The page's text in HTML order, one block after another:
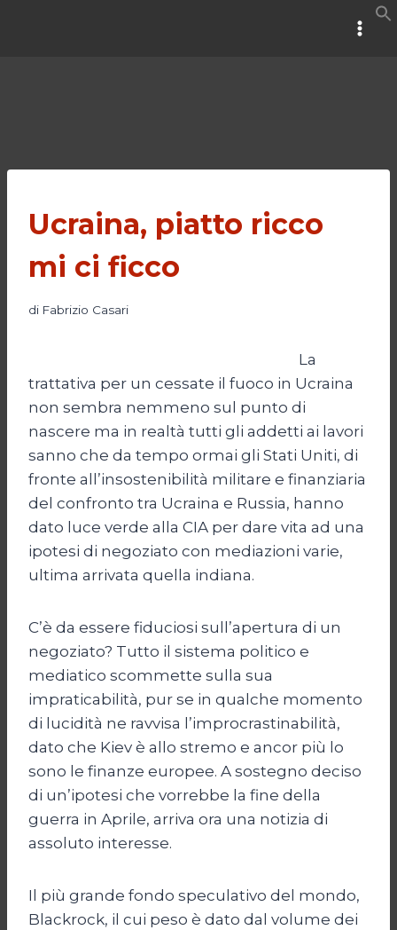
Ucraina, piatto ricco
mi ci ficco
di Fabrizio Casari
La
trattativa per un cessate il fuoco in Ucraina
non sembra nemmeno sul punto di
nascere ma in realtà tutti gli addetti ai lavori
sanno che da tempo ormai gli Stati Uniti, di
fronte all’insostenibilità militare e finanziaria
del confronto tra Ucraina e Russia, hanno
dato luce verde alla CIA per dare vita ad una
ipotesi di negoziato con mediazioni varie,
ultima arrivata quella indiana.
C’è da essere fiduciosi sull’apertura di un
negoziato? Tutto il sistema politico e
mediatico scommette sulla sua
impraticabilità, pur se in qualche momento
di lucidità ne ravvisa l’improcrastinabilità,
dato che Kiev è allo stremo e ancor più lo
sono le finanze europee. A sostegno deciso
di un’ipotesi che vorrebbe la fine della
guerra in Aprile, arriva ora una notizia di
assoluto interesse.
Il più grande fondo speculativo del mondo,
Blackrock, il cui peso è dato dal volume dei